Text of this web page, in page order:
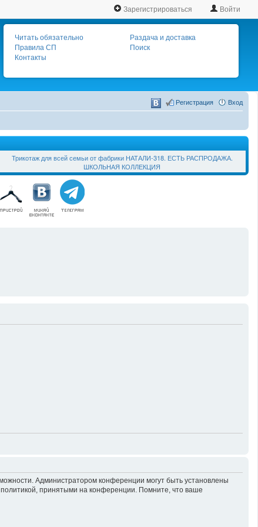
Зарегистрироваться Войти
Читать обязательно
Правила СП
Контакты
Раздача и доставка
Поиск
Вход
Регистрация
Трикотаж для всей семьи от фабрики НАТАЛИ-318. ЕСТЬ РАСПРОДАЖА.
ШКОЛЬНАЯ КОЛЛЕКЦИЯ
Администратором конференции могут быть установлены
принятыми на конференции. Помните, что ваше